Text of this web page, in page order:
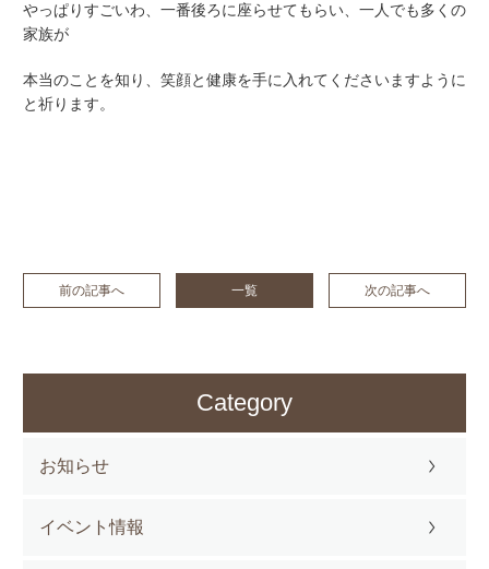
やっぱりすごいわ、一番後ろに座らせてもらい、一人でも多くの
家族が
本当のことを知り、笑顔と健康を手に入れてくださいますように
と祈ります。
前の記事へ 一覧 次の記事へ
Category
お知らせ
イベント情報